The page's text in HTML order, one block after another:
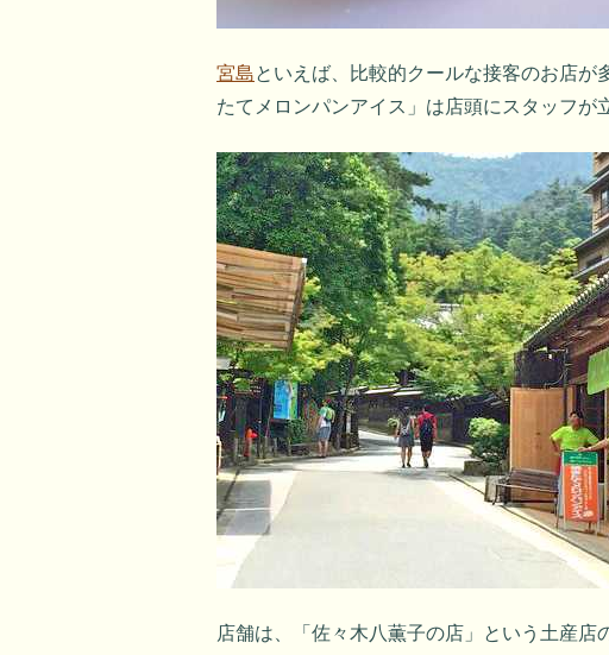
宮島といえば、比較的クールな接客のお店が
たてメロンパンアイス」は店頭にスタッフが
店舗は、「佐々木八薫子の店」という土産